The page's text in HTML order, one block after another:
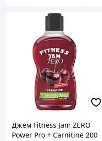
Джем Fitness Jam ZERO
Power Pro + Carnitine 200